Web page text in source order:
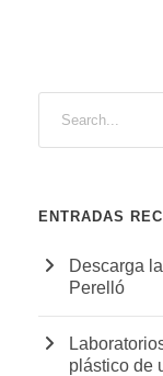
ENTRADAS
Descarga
Perelló
plástico de